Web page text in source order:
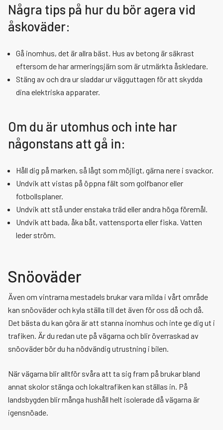
Några tips på hur du bör agera vid
åskoväder:
Gå inomhus, det är allra bäst. Hus av betong är säkrast
eftersom de har armeringsjärn som är utmärkta åskledare.
Stäng av och dra ur sladdar ur vägguttagen för att skydda
dina elektriska apparater.
Om du är utomhus och inte har
någonstans att gå in:
Håll dig på marken, så lågt som möjligt, gärna nere i svackor.
Undvik att vistas på öppna fält som golfbanor eller
fotbollsplaner.
Undvik att stå under enstaka träd eller andra höga föremål.
Undvik att bada, åka båt, vattensporta eller fiska. Vatten
leder ström.
Snöoväder
Även om vintrarna mestadels brukar vara milda i vårt område
kan snöoväder och kyla ställa till det även för oss då och då.
Det bästa du kan göra är att stanna inomhus och inte ge dig ut i
trafiken. Är du redan ute på vägarna och blir överraskad av
snöoväder bör du ha nödvändig utrustning i bilen.
När vägarna blir alltför svåra att ta sig fram på brukar bland
annat skolor stänga och lokaltrafiken kan ställas in. På
landsbygden blir många hushåll helt isolerade då vägarna är
igensnöade.